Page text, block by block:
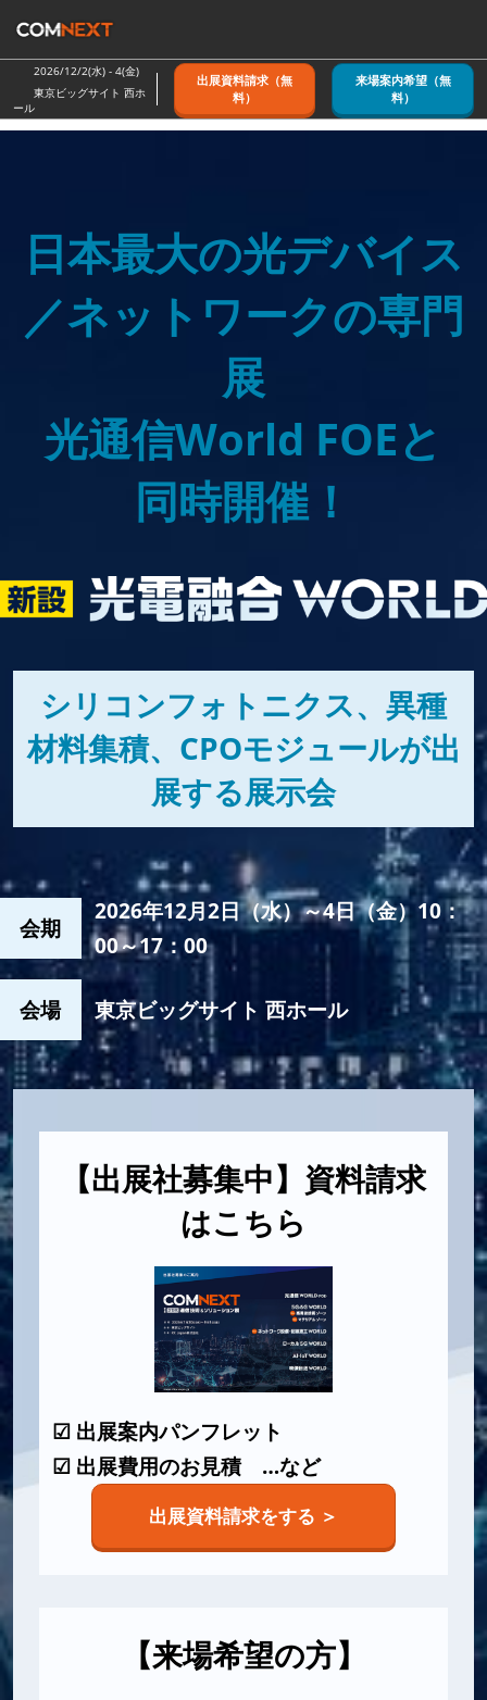
キ
ッ
し
2026/12/2(水) - 4(金)
東京ビッグサイト 西ホ
ール
出展資料請求（無
料）
来場案内希望（無
料）
日本最大の光デバイス
／ネットワークの専門
展
光通信World FOEと
同時開催！
シリコンフォトニクス、異種
材料集積、CPOモジュールが出
展する展示会
会期
2026年12月2日（水）～4日（金）10：
00～17：00
会場 東京ビッグサイト 西ホール
【出展社募集中】資料請求
はこちら
☑ 出展案内パンフレット
☑ 出展費用のお見積 …など
出展資料請求をする ＞
【来場希望の方】